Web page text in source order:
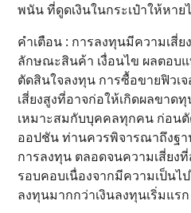
พนัน ที่ดูดเงินในกระเป๋าให้หา
คำเตือน : การลงทุนมีความเสี่
ลักษณะสินค้า เงื่อนไข ผลตอบ
ตัดสินใจลงทุน การซื้อขายฟิวเ
เสี่ยงสูงที่อาจก่อให้เกิดผลขาด
เหมาะสมกับบุคคลทุกคน ก่อน
ออปชัน ท่านควรพิจารณาถึงฐา
การลงทุน ตลอดจนความเสี่ยง
รอบคอบเนื่องจากมีความเป็นไ
ลงทุนมากกว่าเงินลงทุนเริ่มแรก